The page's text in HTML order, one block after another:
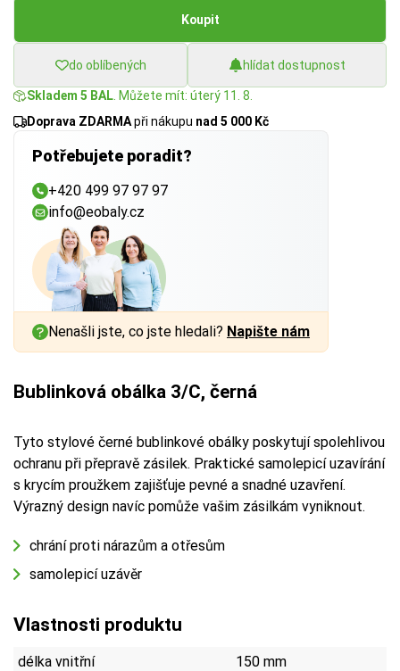
Koupit
do oblíbených hlídat dostupnost
Skladem 5 BAL . Můžete mít: úterý 11. 8.
Doprava ZDARMApři nákupu nad 5 000 Kč
Potřebujete poradit?
+420 499 97 97 97
info@eobaly.cz
Nenašli jste, co jste hledali? Napište nám
Bublinková obálka 3/C, černá
Tyto stylové černé bublinkové obálky poskytují spolehlivou
ochranu při přepravě zásilek. Praktické samolepicí uzavírání
s krycím proužkem zajišťuje pevné a snadné uzavření.
Výrazný design navíc pomůže vašim zásilkám vyniknout.
chrání proti nárazům a otřesům
samolepicí uzávěr
Vlastnosti produktu
délka vnitřní
150 mm